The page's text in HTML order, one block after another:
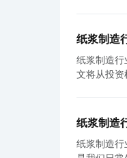
造业的技术水平也在
得了巨大
引入高科技
属包装容
首先，原
减排，采
平，以赢得市场份额。 针对以上问题，中国金属包装容器制造
纸浆制造
纸浆制造
文将从投资机会、
的机会之一。生
先，原材
造成很大
纸浆制造
纸浆制造